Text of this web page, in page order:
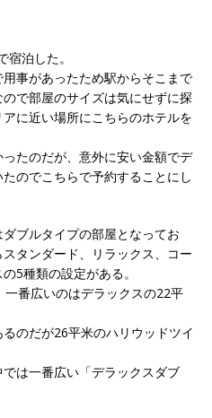
泊した。
事があったため駅からそこまで
で部屋のサイズは気にせずに探
に近い場所にこちらのホテルを
たのだが、意外に安い金額でデ
のでこちらで予約することにし
ブルタイプの部屋となってお
タンダード、リラックス、コー
5種類の設定がある。
番広いのはデラックスの22平
のだが26平米のハリウッドツイ
は一番広い「デラックスダブ